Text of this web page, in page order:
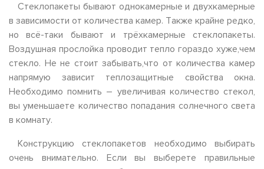
Стеклопакеты бывают однокамерные и двухкамерные
в зависимости от количества камер. Также крайне редко,
но всё-таки бывают и трёхкамерные стеклопакеты.
Воздушная прослойка проводит тепло гораздо хуже,чем
стекло. Не не стоит забывать,что от количества камер
напрямую зависит теплозащитные свойства окна.
Необходимо помнить – увеличивая количество стекол,
вы уменьшаете количество попадания солнечного света
в комнату.
Конструкцию стеклопакетов необходимо выбирать
очень внимательно. Если вы выберете правильные